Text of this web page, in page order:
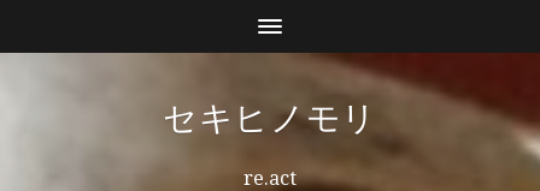
セキヒノモリ
re.act